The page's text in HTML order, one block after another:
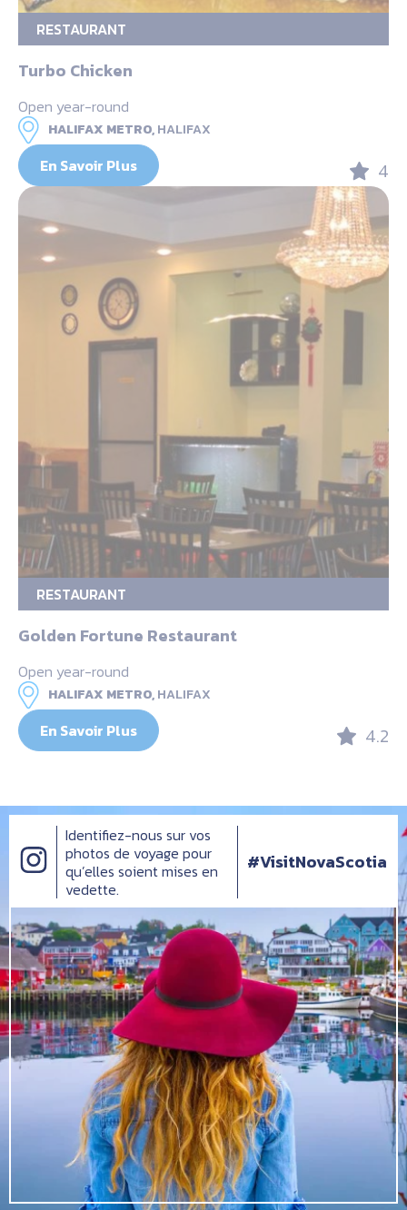
RESTAURANT
Turbo Chicken
Open year-round
HALIFAX METRO,HALIFAX
En Savoir Plus 4
RESTAURANT
Golden Fortune Restaurant
Open year-round
HALIFAX METRO,HALIFAX
En Savoir Plus 4.2
Identifiez-nous sur vos
photos de voyage pour
qu’elles soient mises en
vedette.
#VisitNovaScotia